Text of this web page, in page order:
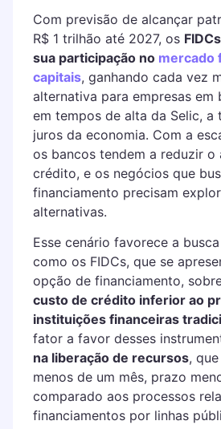
Com previsão de alcançar
R$ 1 trilhão até 2027, os
sua participação no mercado
capitais, ganhando cada vez
alternativa para empresas em
em tempos de alta da Selic, a
juros da economia. Com a
os bancos tendem a reduzir
crédito, e os negócios que
financiamento precisam
alternativas.
Esse cenário favorece a
como os FIDCs, que se
opção de financiamento,
custo de crédito inferior ao
instituições financeiras
fator a favor desses
na liberação de recursos,
menos de um mês, prazo
comparado aos processos
financiamentos por linhas